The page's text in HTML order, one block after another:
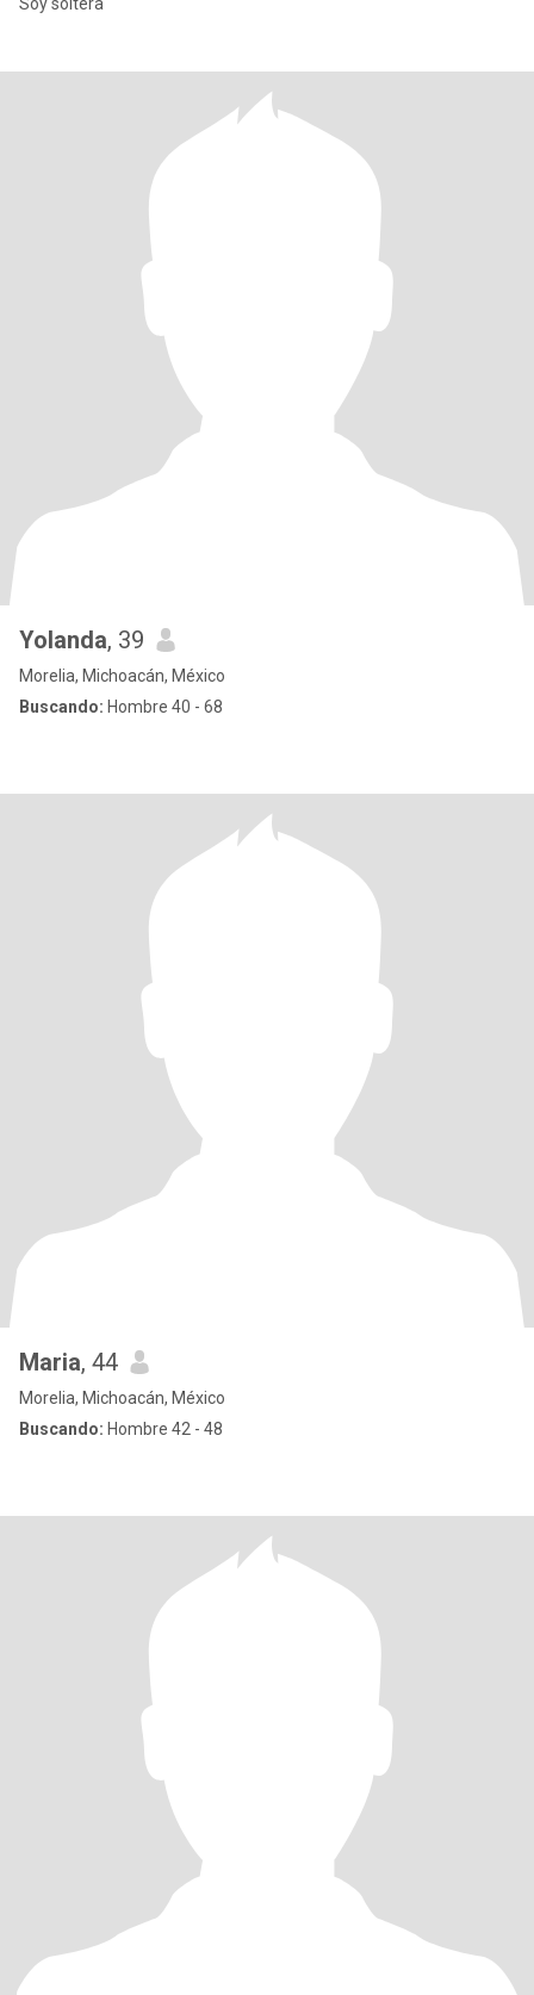
Yolanda, 39
Morelia, Michoacán, México
Buscando: Hombre 40 - 68
Maria, 44
Morelia, Michoacán, México
Buscando: Hombre 42 - 48